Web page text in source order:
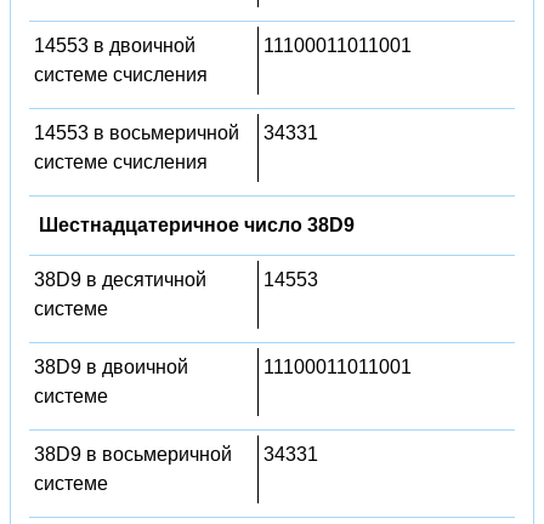
14553 в двоичной
системе счисления
11100011011001
14553 в восьмеричной
системе счисления
34331
Шестнадцатеричное число 38D9
38D9 в десятичной
системе
14553
38D9 в двоичной
системе
11100011011001
38D9 в восьмеричной
системе
34331